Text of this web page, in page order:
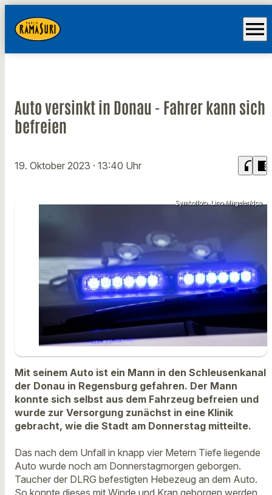
menu
Auto versinkt in Donau - Fahrer kann sich
befreien
19. Oktober 2023 · 13:40 Uhr headphones chrome_reader_mode
Symbolfoto: Lino Mirgeler/dpa
Mit seinem Auto ist ein Mann in den Schleusenkanal
der Donau in Regensburg gefahren. Der Mann
konnte sich selbst aus dem Fahrzeug befreien und
wurde zur Versorgung zunächst in eine Klinik
gebracht, wie die Stadt am Donnerstag mitteilte.
Das nach dem Unfall in knapp vier Metern Tiefe liegende
Auto wurde noch am Donnerstagmorgen geborgen.
Taucher der DLRG befestigten Hebezeug an dem Auto.